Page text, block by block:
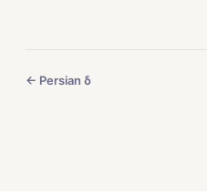
← Persian δ